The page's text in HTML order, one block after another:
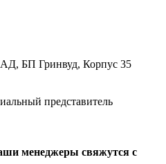
БП Гринвуд, Корпус 35
представитель
менеджеры свяжутся с